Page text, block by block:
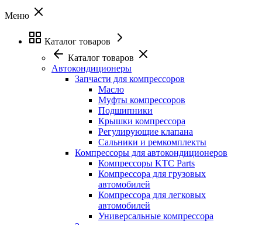
Меню
Каталог товаров
Каталог товаров
Автокондиционеры
Запчасти для компрессоров
Масло
Муфты компрессоров
Подшипники
Крышки компрессора
Регулирующие клапана
Сальники и ремкомплекты
Компрессоры для автокондиционеров
Компрессоры KTC Parts
Компрессора для грузовых
автомобилей
Компрессора для легковых
автомобилей
Универсальные компрессора